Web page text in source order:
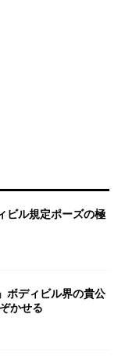
ビル規定ポーズの極
ボディビル界の貴公
かせる